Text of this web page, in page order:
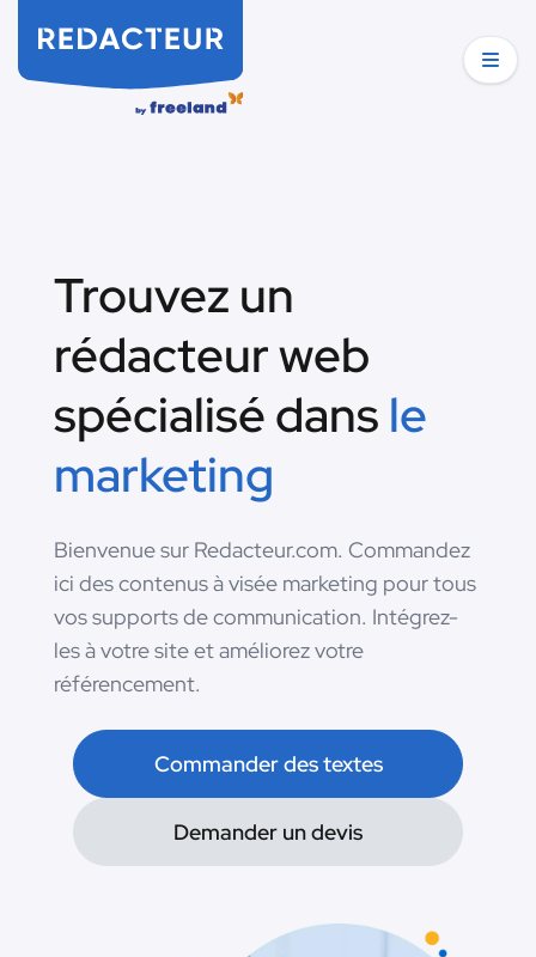
Trouvez un
rédacteur web
spécialisé dans le
marketing
Bienvenue sur Redacteur.com. Commandez
ici des contenus à visée marketing pour tous
vos supports de communication. Intégrez-
les à votre site et améliorez votre
référencement.
Commander des textes
Demander un devis